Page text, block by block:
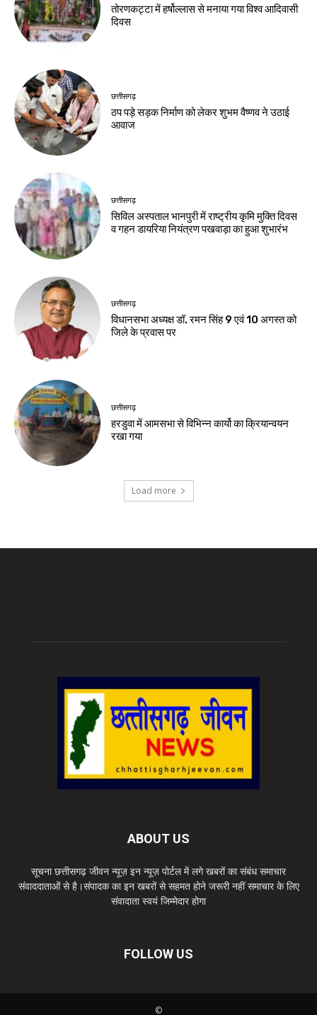
तोरणकट्टा में हर्षोल्लास से मनाया गया विश्व आदिवासी
दिवस
छत्तीसगढ़
ठप पड़े सड़क निर्माण को लेकर शुभम वैष्णव ने उठाई
आवाज
छत्तीसगढ़
सिविल अस्पताल भानपुरी में राष्ट्रीय कृमि मुक्ति दिवस
व गहन डायरिया नियंत्रण पखवाड़ा का हुआ शुभारंभ
छत्तीसगढ़
विधानसभा अध्यक्ष डॉ. रमन सिंह 9 एवं 10 अगस्त को
जिले के प्रवास पर
छत्तीसगढ़
हरडुवा में आमसभा से विभिन्न कार्यो का क्रियान्वयन
रखा गया
Load more
ABOUT US
सूचना छत्तीसगढ़ जीवन न्यूज़ इन न्यूज़ पोर्टल में लगे खबरों का संबंध समाचार
संवाददाताओं से है।संपादक का इन खबरों से सहमत होने जरूरी नहीं समाचार के लिए
संवादाता स्वयं जिम्मेदार होगा
FOLLOW US
©